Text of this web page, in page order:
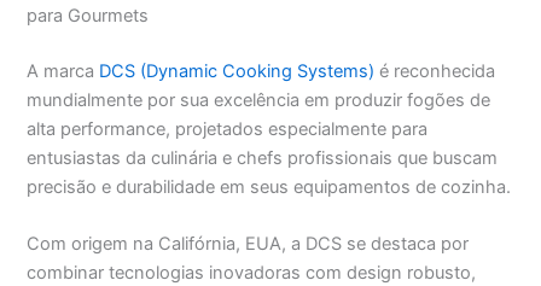
para Gourmets
A marca DCS (Dynamic Cooking Systems) é reconhecida
mundialmente por sua excelência em produzir fogões de
alta performance, projetados especialmente para
entusiastas da culinária e chefs profissionais que buscam
precisão e durabilidade em seus equipamentos de cozinha.
Com origem na Califórnia, EUA, a DCS se destaca por
combinar tecnologias inovadoras com design robusto,